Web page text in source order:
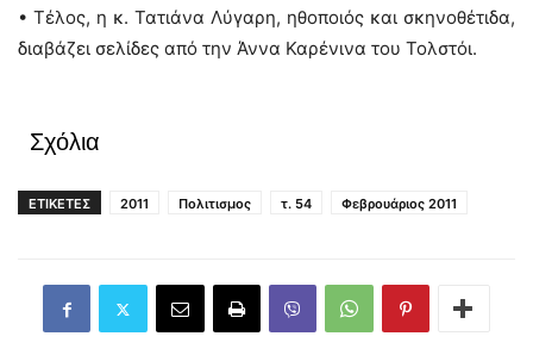
• Τέλος, η κ. Τατιάνα Λύγαρη, ηθοποιός και σκηνοθέτιδα,
διαβάζει σελίδες από την Άννα Καρένινα του Τολστόι.
Σχόλια
ΕΤΙΚΕΤΕΣ 2011 Πολιτισμος τ. 54 Φεβρουάριος 2011